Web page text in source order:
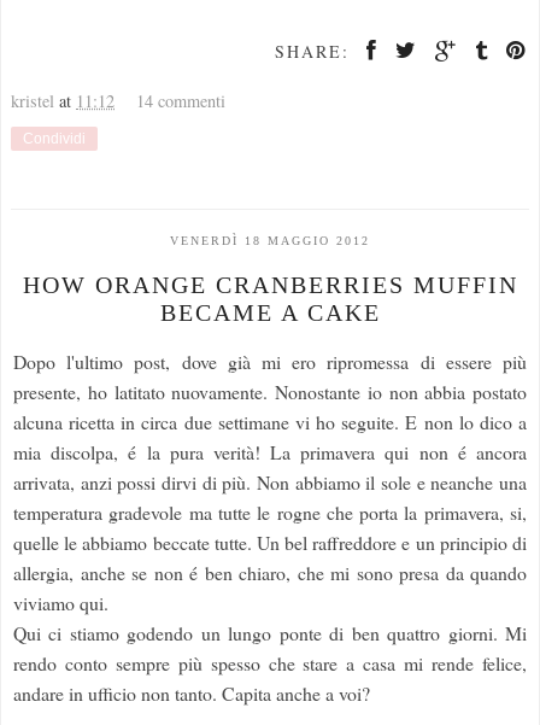
SHARE:
kristel at 11:12 14 commenti
Condividi
VENERDÌ 18 MAGGIO 2012
HOW ORANGE CRANBERRIES MUFFIN
BECAME A CAKE
Dopo l'ultimo post, dove già mi ero ripromessa di essere più
presente, ho latitato nuovamente. Nonostante io non abbia postato
alcuna ricetta in circa due settimane vi ho seguite. E non lo dico a
mia discolpa, é la pura verità! La primavera qui non é ancora
arrivata, anzi possi dirvi di più. Non abbiamo il sole e neanche una
temperatura gradevole ma tutte le rogne che porta la primavera, si,
quelle le abbiamo beccate tutte. Un bel raffreddore e un principio di
allergia, anche se non é ben chiaro, che mi sono presa da quando
viviamo qui.
Qui ci stiamo godendo un lungo ponte di ben quattro giorni. Mi
rendo conto sempre più spesso che stare a casa mi rende felice,
andare in ufficio non tanto. Capita anche a voi?